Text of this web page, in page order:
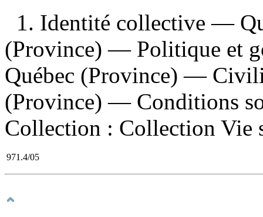
1. Identité collective —
(Province) — Politique et
Québec (Province) —
(Province) — Conditions
Collection : Collection Vie
971.4/05